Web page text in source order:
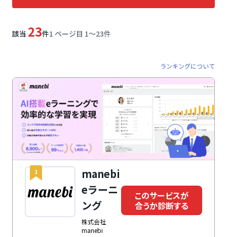
該当 23件1 ページ目 1〜23件
ランキングについて
1
manebi
eラーニ
ング
株式会社
manebi
このサービスが
合うか診断する